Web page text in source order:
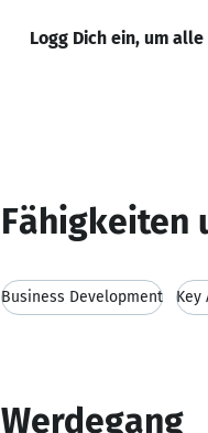
Logg Dich ein, um
Fähigkeiten
Business Development Key
Werdegang